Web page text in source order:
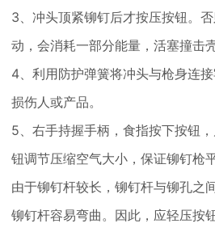
3、冲头顶紧铆钉后才按压按钮。
动，会消耗一部分能量，活塞撞击
4、利用防护弹簧将冲头与枪身连
损伤人或产品。
5、右手持握手柄，食指按下按钮
钮调节压缩空气大小，保证铆钉枪
由于铆钉杆较长，铆钉杆与铆孔之
铆钉杆容易弯曲。因此，应轻压按